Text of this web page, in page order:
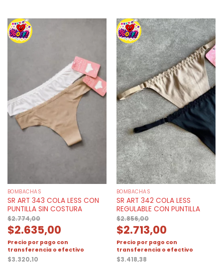
BOMBACHAS
SR ART 343 COLA LESS CON
PUNTILLA SIN COSTURA
$2.774,00
$2.635,00
Precio por pago con
transferencia o efectivo
$3.320,10
BOMBACHAS
SR ART 342 COLA LESS
REGULABLE CON PUNTILLA
$2.856,00
$2.713,00
Precio por pago con
transferencia o efectivo
$3.418,38